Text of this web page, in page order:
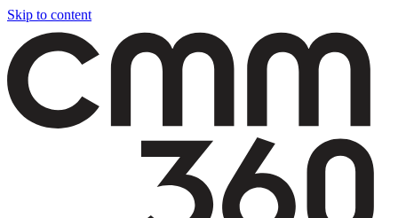
Skip to content